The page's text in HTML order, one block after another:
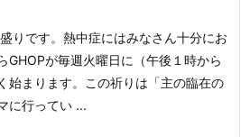
りです。熱中症にはみなさん十分にお
GHOPが毎週火曜日に（午後１時から
始まります。この祈りは「主の臨在の
に行ってい ...